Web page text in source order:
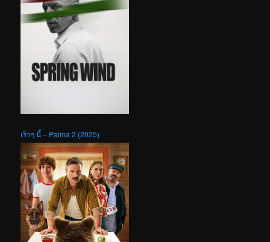
เร็วๆ นี้ – Palma 2 (2025)